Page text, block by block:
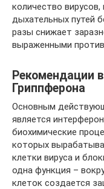
количество
дыхательных путей
разы снижает
выраженными
Рекомендации
Гриппферона
Основным
является
биохимические
которых
клетки вируса и
одна функция –
клеток создается